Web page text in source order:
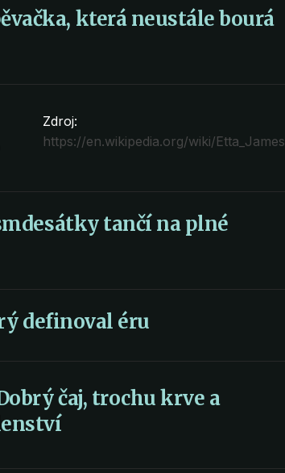
která neustále bourá
Zdroj:
https://en.wikipedia.org/wiki/Etta_James
tančí na plné
definoval éru
čaj, trochu krve a